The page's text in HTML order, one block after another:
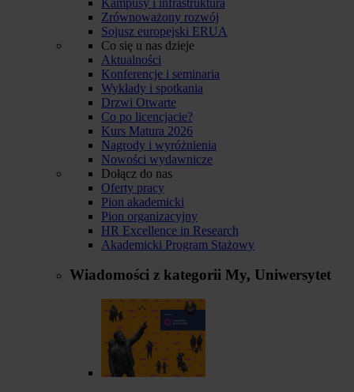
Zrównoważony rozwój
Sojusz europejski ERUA
Co się u nas dzieje
Aktualności
Konferencje i seminaria
Wykłady i spotkania
Drzwi Otwarte
Co po licencjacie?
Kurs Matura 2026
Nagrody i wyróżnienia
Nowości wydawnicze
Dołącz do nas
Oferty pracy
Pion akademicki
Pion organizacyjny
HR Excellence in Research
Akademicki Program Stażowy
Wiadomości z kategorii My, Uniwersytet